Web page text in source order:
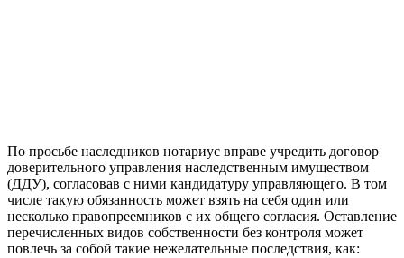
По просьбе наследников нотариус вправе учредить договор
доверительного управления наследственным имуществом
(ДДУ), согласовав с ними кандидатуру управляющего. В том
числе такую обязанность может взять на себя один или
несколько правопреемников с их общего согласия. Оставление
перечисленных видов собственности без контроля может
повлечь за собой такие нежелательные последствия, как: